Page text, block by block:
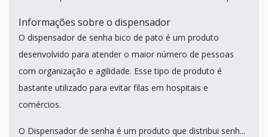
Informações sobre o dispensador
O dispensador de senha bico de pato é um produto
desenvolvido para atender o maior número de pessoas
com organização e agilidade. Esse tipo de produto é
bastante utilizado para evitar filas em hospitais e
comércios.
O Dispensador de senha é um produto que distribui senh...